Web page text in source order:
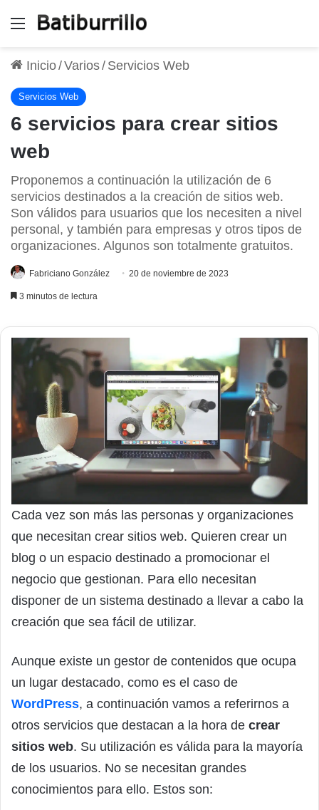
Menú
Inicio/Varios/ Servicios Web
Servicios Web
6 servicios para crear sitios
web
Proponemos a continuación la utilización de 6
servicios destinados a la creación de sitios web.
Son válidos para usuarios que los necesiten a nivel
personal, y también para empresas y otros tipos de
organizaciones. Algunos son totalmente gratuitos.
Fabriciano González 20 de noviembre de 2023
3 minutos de lectura
Cada vez son más las personas y organizaciones
que necesitan crear sitios web. Quieren crear un
blog o un espacio destinado a promocionar el
negocio que gestionan. Para ello necesitan
disponer de un sistema destinado a llevar a cabo la
creación que sea fácil de utilizar.
Aunque existe un gestor de contenidos que ocupa
un lugar destacado, como es el caso de
WordPress, a continuación vamos a referirnos a
otros servicios que destacan a la hora de crear
sitios web. Su utilización es válida para la mayoría
de los usuarios. No se necesitan grandes
conocimientos para ello. Estos son: